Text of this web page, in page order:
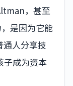
，甚至
是因为它能
人分享技
成为资本